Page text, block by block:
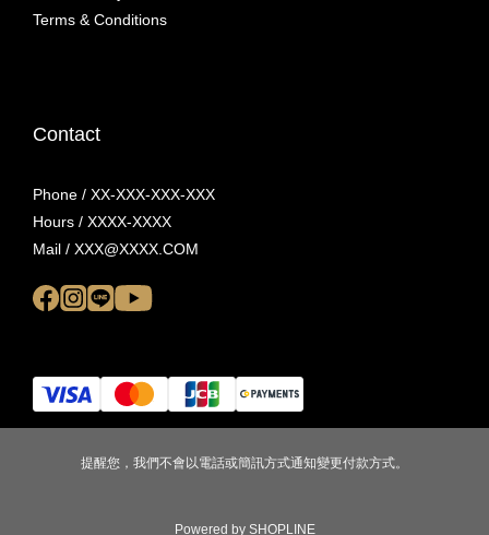
Terms & Conditions
Contact
Phone / XX-XXX-XXX-XXX
Hours / XXXX-XXXX
Mail / XXX@XXXX.COM
提醒您，我們不會以電話或簡訊方式通知變更付款方式。
Powered by SHOPLINE